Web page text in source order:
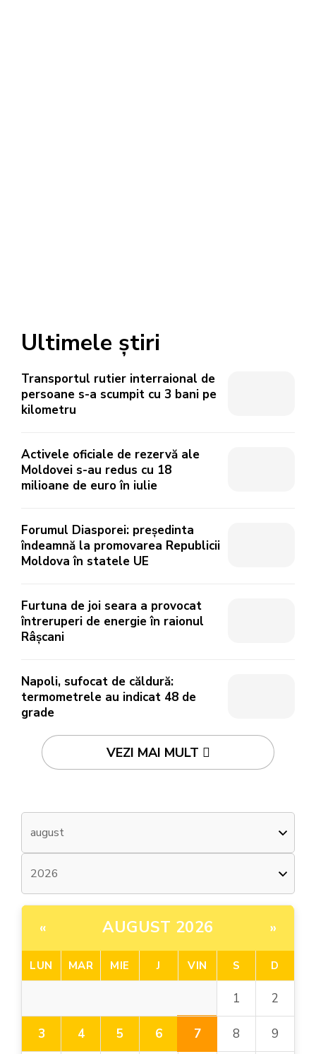
Ultimele știri
Transportul rutier interraional de
persoane s-a scumpit cu 3 bani pe
kilometru
Activele oficiale de rezervă ale
Moldovei s-au redus cu 18
milioane de euro în iulie
Forumul Diasporei: președinta
îndeamnă la promovarea Republicii
Moldova în statele UE
Furtuna de joi seara a provocat
întreruperi de energie în raionul
Râșcani
Napoli, sufocat de căldură:
termometrele au indicat 48 de
grade
VEZI MAI MULT
« AUGUST 2026 »
LUN MAR MIE J VIN S D
1 2
3 4 5 6 7 8 9